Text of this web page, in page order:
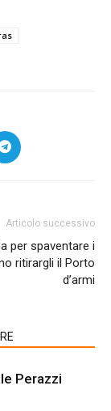
Articolo successivo
per spaventare i
ritirargli il Porto
d’armi
Perazzi